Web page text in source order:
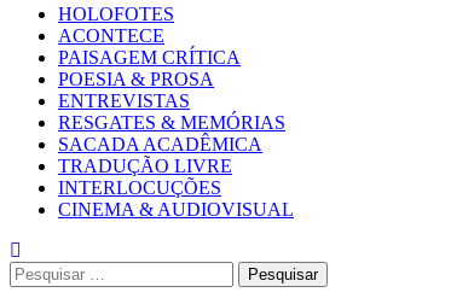
Primary
Menu
HOLOFOTES
ACONTECE
PAISAGEM CRÍTICA
POESIA & PROSA
ENTREVISTAS
RESGATES & MEMÓRIAS
SACADA ACADÊMICA
TRADUÇÃO LIVRE
INTERLOCUÇÕES
CINEMA & AUDIOVISUAL
Pesquisar
por: